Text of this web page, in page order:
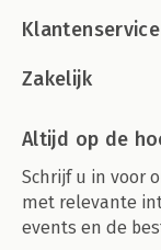
Klantenservice
Zakelijk
Altijd op de
Schrijf u in voor
met relevante
events en de